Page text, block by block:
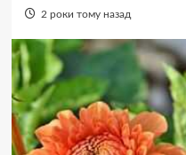
2 роки тому назад